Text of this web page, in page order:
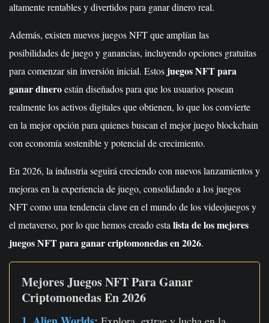
altamente rentables y divertidos para ganar dinero real.
Además, existen nuevos juegos NFT que amplían las
posibilidades de juego y ganancias, incluyendo opciones gratuitas
para comenzar sin inversión inicial. Estos juegos NFT para
ganar dineroestán diseñados para que los usuarios posean
realmente los activos digitales que obtienen, lo que los convierte
en la mejor opción para quienes buscan el mejor juego blockchain
con economía sostenible y potencial de crecimiento.
En 2026, la industria seguirá creciendo con nuevos lanzamientos y
mejoras en la experiencia de juego, consolidando a los juegos
NFT como una tendencia clave en el mundo de los videojuegos y
el metaverso, por lo que hemos creado esta lista de los mejores
juegos NFT para ganar criptomonedas en 2026.
Mejores Juegos NFT Para Ganar
Criptomonedas En 2026